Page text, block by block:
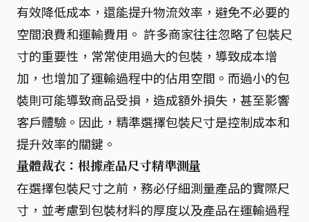
有效降低成本，還能提升物流效率，避免不必要的
空間浪費和運輸費用。 許多商家往往忽略了包裝尺
寸的重要性，常常使用過大的包裝，導致成本增
加，也增加了運輸過程中的佔用空間。而過小的包
裝則可能導致商品受損，造成額外損失，甚至影響
客戶體驗。因此，精準選擇包裝尺寸是控制成本和
提升效率的關鍵。
量體裁衣：根據產品尺寸精準測量
在選擇包裝尺寸之前，務必仔細測量產品的實際尺
寸，並考慮到包裝材料的厚度以及產品在運輸過程